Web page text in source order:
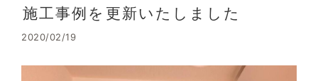
施工事例を更新いたしました
2020/02/19